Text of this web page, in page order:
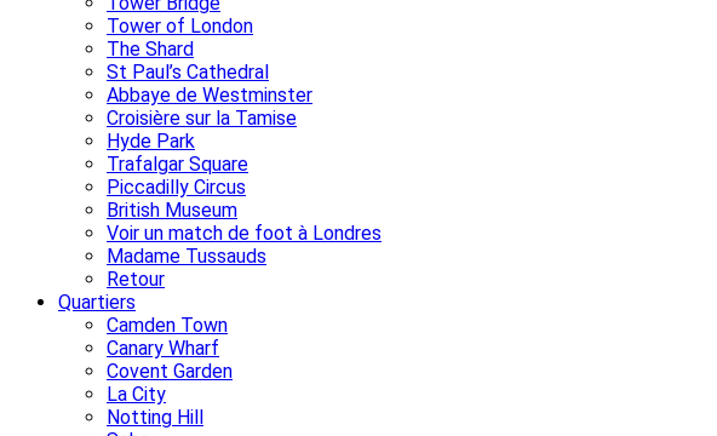
Tower of London
The Shard
St Paul’s Cathedral
Abbaye de Westminster
Croisière sur la Tamise
Hyde Park
Trafalgar Square
Piccadilly Circus
British Museum
Voir un match de foot à Londres
Madame Tussauds
Retour
Quartiers
Camden Town
Canary Wharf
Covent Garden
La City
Notting Hill